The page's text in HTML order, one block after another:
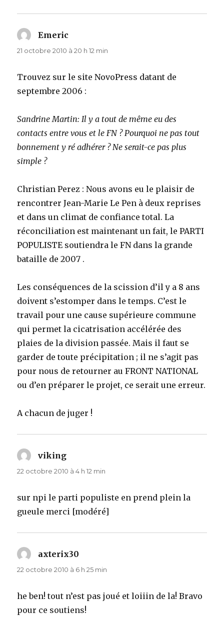
Emeric
21 octobre 2010 à 20 h 12 min
Trouvez sur le site NovoPress datant de
septembre 2006 :
Sandrine Martin: Il y a tout de même eu des
contacts entre vous et le FN ? Pourquoi ne pas tout
bonnement y ré adhérer ? Ne serait-ce pas plus
simple ?
Christian Perez : Nous avons eu le plaisir de
rencontrer Jean-Marie Le Pen à deux reprises
et dans un climat de confiance total. La
réconciliation est maintenant un fait, le PARTI
POPULISTE soutiendra le FN dans la grande
bataille de 2007 .
Les conséquences de la scission d’il y a 8 ans
doivent s’estomper dans le temps. C’est le
travail pour une cause supérieure commune
qui permet la cicatrisation accélérée des
plaies de la division passée. Mais il faut se
garder de toute précipitation ; il ne s’agit pas
pour nous de retourner au FRONT NATIONAL
ou d’en préparer le projet, ce serait une erreur.
A chacun de juger !
viking
22 octobre 2010 à 4 h 12 min
sur npi le parti populiste en prend plein la
gueule merci [modéré]
axterix30
22 octobre 2010 à 6 h 25 min
he ben! tout n’est pas joué et loiiin de la! Bravo
pour ce soutiens!